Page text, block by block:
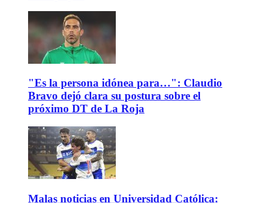
"Es la persona idónea para…": Claudio
Bravo dejó clara su postura sobre el
próximo DT de La Roja
Malas noticias en Universidad Católica: